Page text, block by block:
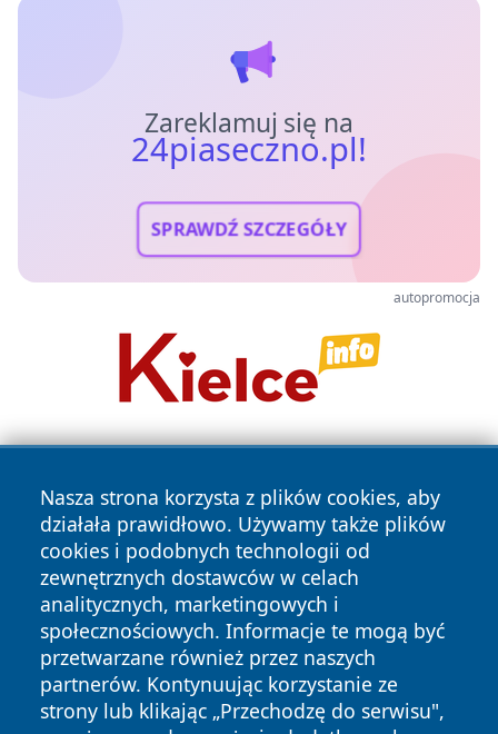
Zareklamuj się na
24piaseczno.pl!
SPRAWDŹ SZCZEGÓŁY
autopromocja
Nasza strona korzysta z plików cookies, aby
działała prawidłowo. Używamy także plików
cookies i podobnych technologii od
zewnętrznych dostawców w celach
analitycznych, marketingowych i
społecznościowych. Informacje te mogą być
przetwarzane również przez naszych
partnerów. Kontynuując korzystanie ze
strony lub klikając „Przechodzę do serwisu",
Copyright © 2026 24piaseczno.pl Wszystkie prawa
zastrzeżone.
News Autorzy
Polityka
Prywatności
Polityka
Cookies